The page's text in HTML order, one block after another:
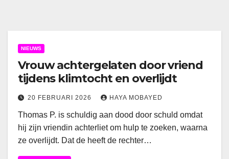
NIEUWS
Vrouw achtergelaten door vriend
tijdens klimtocht en overlijdt
20 FEBRUARI 2026 HAYA MOBAYED
Thomas P. is schuldig aan dood door schuld omdat
hij zijn vriendin achterliet om hulp te zoeken, waarna
ze overlijdt. Dat de heeft de rechter…